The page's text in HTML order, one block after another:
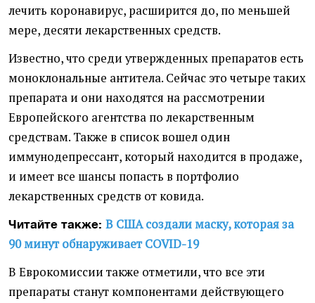
лечить коронавирус, расширится до, по меньшей
мере, десяти лекарственных средств.
Известно, что среди утвержденных препаратов есть
моноклональные антитела. Сейчас это четыре таких
препарата и они находятся на рассмотрении
Европейского агентства по лекарственным
средствам. Также в список вошел один
иммунодепрессант, который находится в продаже,
и имеет все шансы попасть в портфолио
лекарственных средств от ковида.
Читайте также: В США создали маску, которая за
90 минут обнаруживает COVID-19
В Еврокомиссии также отметили, что все эти
препараты станут компонентами действующего